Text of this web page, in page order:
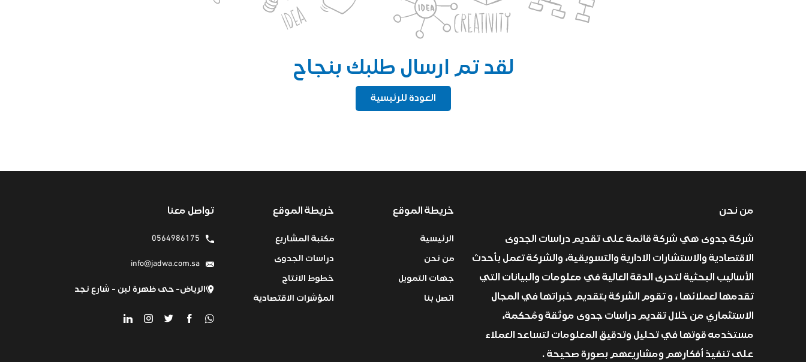
لقد تم ارسال طلبك بنجاح
العودة للرئيسية
من نحن
شركة جدوى هي شركة قائمة على تقديم دراسات الجدوى
الاقتصادية والاستشارات الادارية والتسويقية، والشركة تعمل بأحدث
الأساليب البحثية لتحرى الدقة العالية في معلومات والبيانات التي
تقدمها لعملائها ، و تقوم الشركة بتقديم خبراتها في المجال
الاستثماري من خلال تقديم دراسات جدوى موثقة ومُحكمة،
مستخدمه قوتها في تحليل وتدقيق المعلومات لتساعد العملاء
على تنفيذ أفكارهم ومشاريعهم بصورة صحيحة .
خريطة الموقع
الرئيسية
من نحن
جهات التمويل
اتصل بنا
خريطة الموقع
مكتبة المشاريع
دراسات الجدوى
خطوط الانتاج
المؤشرات الاقتصادية
تواصل معنا
0564986175
info@jadwa.com.sa
الرياض- حى ظهرة لبن - شارع نجد